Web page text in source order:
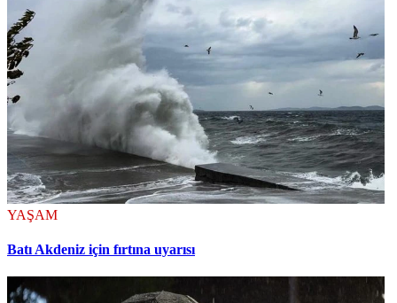
YAŞAM
Batı Akdeniz için fırtına uyarısı